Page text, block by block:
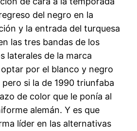
del negro en la
y la entrada del turquesa
las tres bandas de los
laterales de la marca
por el blanco y negro
pero si la de 1990 triunfaba
de color que le ponía al
alemán. Y es que
líder en las alternativas